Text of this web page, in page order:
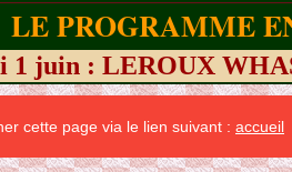
LE PROGRAMME
1 juin : LEROUX
cette page via le lien suivant : accueil